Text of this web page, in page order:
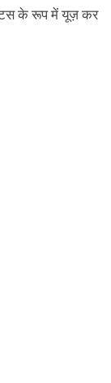
के रूप में यूज़ कर